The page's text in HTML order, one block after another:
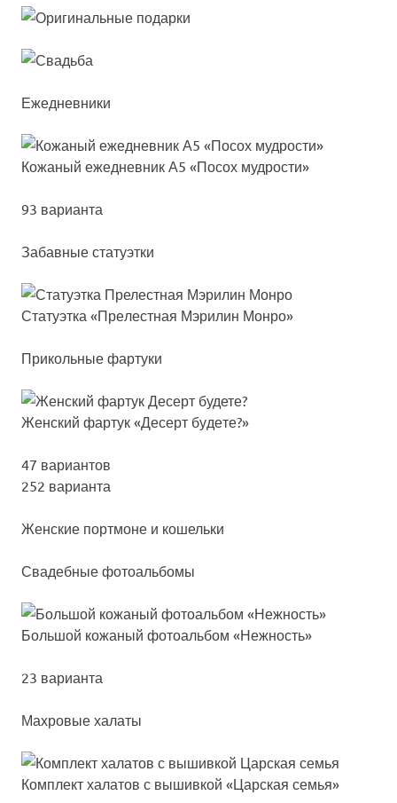
Ежедневники
Кожа­ный ежед­нев­ник А5 «Посох муд­рос­ти»
93 варианта
Забавные статуэтки
Ста­ту­эт­ка «Пре­лес­тная Мэри­лин Мон­ро»
Прикольные фартуки
Жен­ский фар­тук «Десерт бу­де­те?»
47 вариантов
252 варианта
Жен­ские пор­тмо­не и ко­шель­ки
Свадебные фотоальбомы
Боль­шой ко­жа­ный фо­то­аль­бом «Неж­ность»
23 варианта
Махровые халаты
Ком­плект ха­ла­тов с вы­шив­кой «Цар­ская семья»